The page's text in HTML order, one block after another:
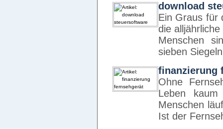
download
Ein Graus für
die
Menschen
sieben
finanzierung
Ohne
Leben
Menschen
Ist der